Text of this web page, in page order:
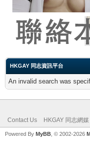
HKGAY 同志資訊平台
An invalid search was
Contact Us HKGAY 同志網
Powered By MyBB , © 2002-2026